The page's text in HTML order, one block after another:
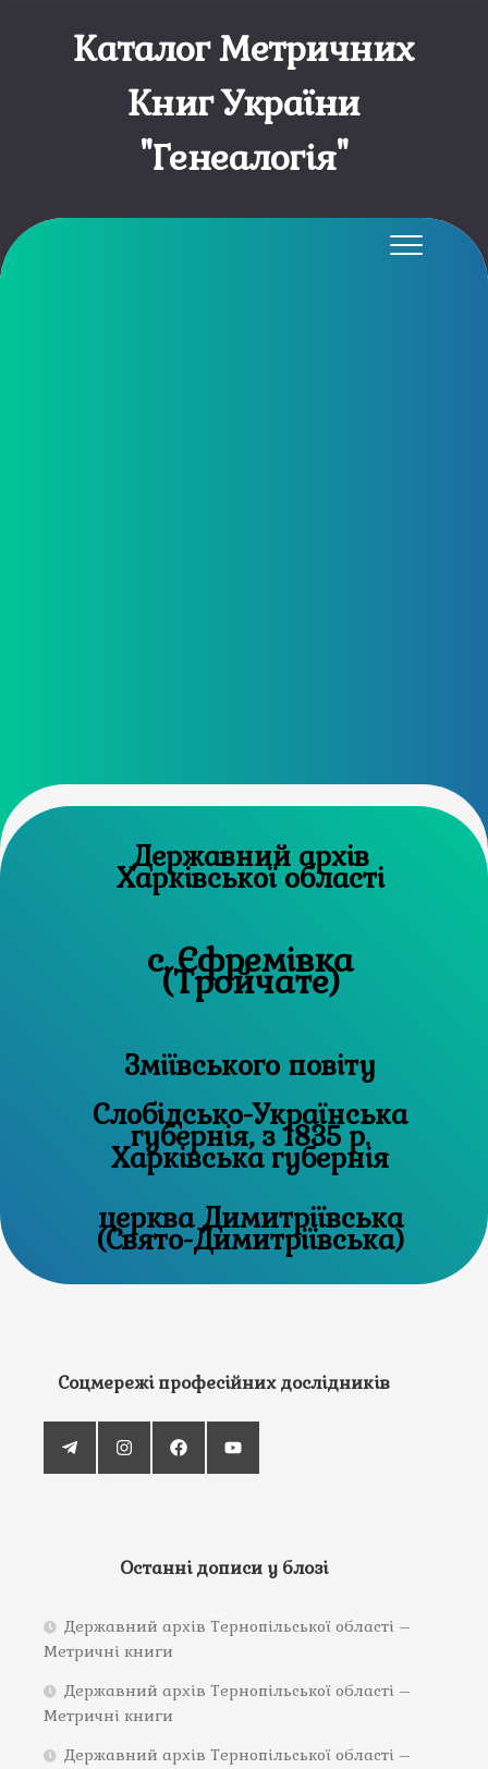
Каталог Метричних
Книг України
"Генеалогія"
Державний архів
Харківської області
с. Єфремівка
(Тройчате)
Зміївського повіту
Слобідсько-Українська
губернія, з 1835 р.
Харківська губернія
церква Димитріївська
(Свято-Димитріївська)
Соцмережі професійних дослідників
Останні дописи у блозі
Державний архів Тернопільської області –
Метричні книги
Державний архів Тернопільської області –
Метричні книги
Державний архів Тернопільської області –